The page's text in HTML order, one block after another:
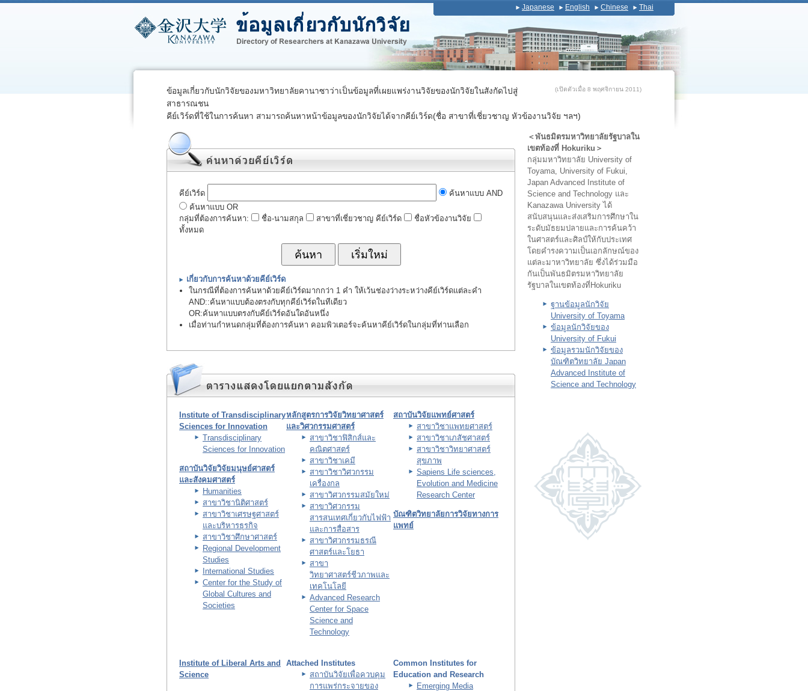
Japanese English Chinese Thai
(เปิดตัวเมื่อ 8 พฤศจิกายน 2011)
ข้อมูลเกี่ยวกับนักวิจัยของมหาวิทยาลัยคานาซาว่าเป็นข้อมูลที่เผยแพร่งานวิจัยของนักวิจัยในสังกัดไปสู่
สาธารณชน
คีย์เวิร์ดที่ใช้ในการค้นหา สามารถค้นหาหน้าข้อมูลของนักวิจัยได้จากคีย์เวิร์ด(ชื่อ สาขาที่เชี่ยวชาญ หัวข้องานวิจัย ฯลฯ)
＜พันธมิตรมหาวิทยาลัยรัฐบาลใน
เขตท้องที่ Hokuriku＞
กลุ่มมหาวิทยาลัย University of
Toyama, University of Fukui,
Japan Advanced Institute of
Science and Technology และ
Kanazawa University ได้
สนับสนุนและส่งเสริมการศึกษาใน
ระดับมัธยมปลายและการค้นคว้า
ในศาสตร์และศิลป์ให้กับประเทศ
โดยคำรงความเป็นเอกลักษณ์ของ
แต่ละมาหาวิทยาลัย ซึ่งได้ร่วมมือ
กันเป็นพันธมิตรมหาวิทยาลัย
รัฐบาลในเขตท้องที่Hokuriku
ฐานข้อมูลนักวิจัย
University of Toyama
ข้อมูลนักวิจัยของ
University of Fukui
ข้อมูลรวมนักวิจัยของ
บัณฑิตวิทยาลัย Japan
Advanced Institute of
Science and Technology
คีย์เวิร์ด
ค้นหาแบบ AND
ค้นหาแบบ OR
กลุ่มที่ต้องการค้นหา:
ชื่อ-นามสกุล สาขาที่เชี่ยวชาญ คีย์เวิร์ด
ชื่อหัวข้องานวิจัย
ทั้งหมด
เกี่ยวกับการค้นหาด้วยคีย์เวิร์ด
ในกรณีที่ต้องการค้นหาด้วยคีย์เวิร์ดมากกว่า 1 คำ ให้เว้นช่องว่างระหว่างคีย์เวิร์ดแต่ละคำ
AND::ค้นหาแบบต้องตรงกับทุกคีย์เวิร์ดในทีเดียว
OR:ค้นหาแบบตรงกับคีย์เวิร์ดอันใดอันหนึ่ง
เมื่อท่านกำหนดกลุ่มที่ต้องการค้นหา คอมพิวเตอร์จะค้นหาคีย์เวิร์ดในกลุ่มที่ท่านเลือก
Institute of Transdisciplinary
Sciences for Innovation
Transdisciplinary
Sciences for Innovation
สถาบันวิจัยวิจัยมนุษย์ศาสตร์
และสังคมศาสตร์
Humanities
สาขาวิชานิติศาสตร์
สาขาวิชาเศรษฐศาสตร์
และบริหารธุรกิจ
สาขาวิชาศึกษาศาสตร์
Regional Development
Studies
International Studies
Center for the Study of
Global Cultures and
Societies
หลักสูตรการวิจัยวิทยาศาสตร์
และวิศวกรรมศาสตร์
สาขาวิชาฟิสิกส์และ
คณิตศาสตร์
สาขาวิชาเคมี
สาขาวิชาวิศวกรรม
เครื่องกล
สาขาวิศวกรรมสมัยใหม่
สาขาวิศวกรรม
สารสนเทศเกี่ยวกับไฟฟ้า
และการสื่อสาร
สาขาวิศวกรรมธรณี
ศาสตร์และโยธา
สาขา
วิทยาศาสตร์ชีวภาพและ
เทคโนโลยี
Advanced Research
Center for Space
Science and
Technology
สถาบันวิจัยแพทย์ศาสตร์
สาขาวิชาแพทยศาสตร์
สาขาวิชาเภสัชศาสตร์
สาขาวิชาวิทยาศาสตร์
สุขภาพ
Sapiens Life sciences,
Evolution and Medicine
Research Center
บัณฑิตวิทยาลัยการวิจัยทางการ
แพทย์
Institute of Liberal Arts and
Science
Attached Institutes
สถาบันวิจัยเพื่อควบคุม
การแพร่กระจายของ
Common Institutes for
Education and Research
Emerging Media